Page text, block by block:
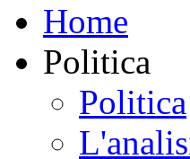
Home
Politica
Politica